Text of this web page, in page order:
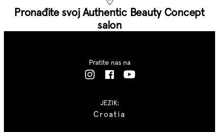
Pronađite svoj Authentic Beauty Concept
salon
JEZIK:
Croatia
Pratite nas na